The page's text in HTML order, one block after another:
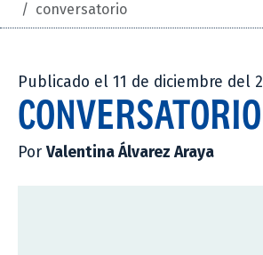
/ conversatorio
Publicado el 11 de diciembre del
CONVERSATORIO
PorValentina Álvarez Araya